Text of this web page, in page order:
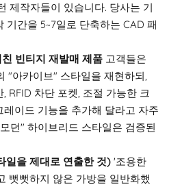
제작자들이 있습니다. 당사는 기
기간을 5~7일로 단축하는 CAD 패
빈티지 재발매 제품 고객들은
"아카이브" 스타일을 재현하되,
RFID 차단 포켓, 조절 가능한 크
이드 기능을 추가해 달라고 자주
던" 하이브리드 스타일은 검증된
일을 제대로 연출한 것) '조용한
뻣뻣하지 않은 가방을 일반화했